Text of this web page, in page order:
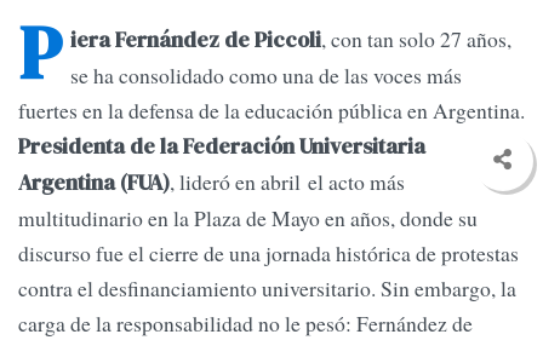
P iera Fernández de Piccoli, con tan solo 27 años,
se ha consolidado como una de las voces más
fuertes en la defensa de la educación pública en Argentina.
Presidenta de la Federación Universitaria
Argentina (FUA), lideró en abril el acto más
multitudinario en la Plaza de Mayo en años, donde su
discurso fue el cierre de una jornada histórica de protestas
contra el desfinanciamiento universitario. Sin embargo, la
carga de la responsabilidad no le pesó: Fernández de